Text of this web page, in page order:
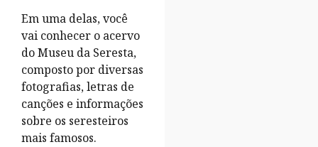
Em uma delas, você
vai conhecer o acervo
do Museu da Seresta,
composto por diversas
fotografias, letras de
canções e informações
sobre os seresteiros
mais famosos.